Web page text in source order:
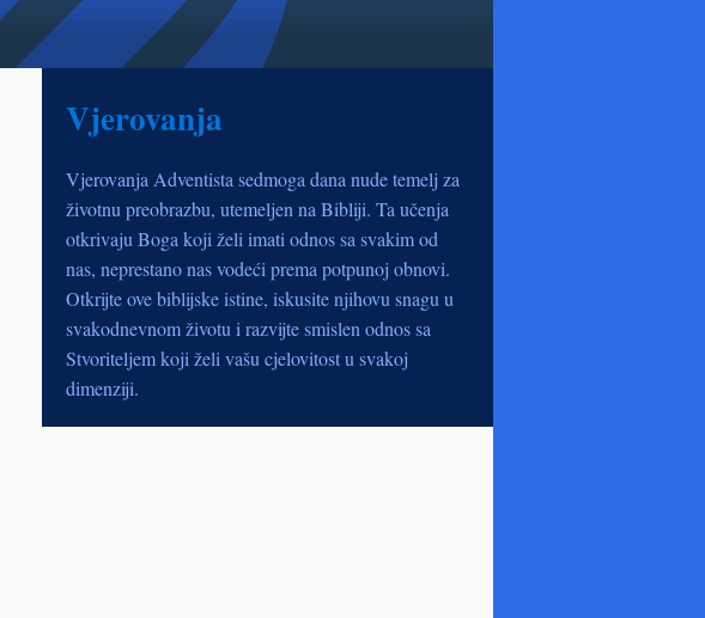
Vjerovanja
Vjerovanja Adventista sedmoga dana nude temelj za
životnu preobrazbu, utemeljen na Bibliji. Ta učenja
otkrivaju Boga koji želi imati odnos sa svakim od
nas, neprestano nas vodeći prema potpunoj obnovi.
Otkrijte ove biblijske istine, iskusite njihovu snagu u
svakodnevnom životu i razvijte smislen odnos sa
Stvoriteljem koji želi vašu cjelovitost u svakoj
dimenziji.